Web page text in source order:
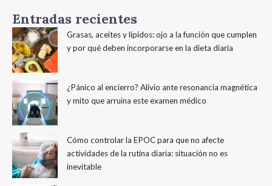
Entradas recientes
Grasas, aceites y lípidos: ojo a la función que cumplen
y por qué deben incorporarse en la dieta diaria
¿Pánico al encierro? Alivio ante resonancia magnética
y mito que arruina este examen médico
Cómo controlar la EPOC para que no afecte
actividades de la rutina diaria: situación no es
inevitable